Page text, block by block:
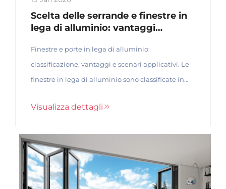
Scelta delle serrande e finestre in
lega di alluminio: vantaggi
base alla classificazione
strutturale
Finestre e porte in lega di alluminio:
classificazione, vantaggi e scenari applicativi. Le
finestre in lega di alluminio sono classificate in
lavorazione, con i loro principali vantaggi che
Visualizza dettagli